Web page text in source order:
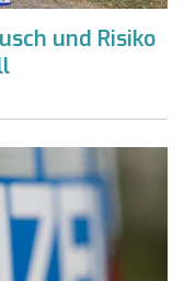
und Risiko